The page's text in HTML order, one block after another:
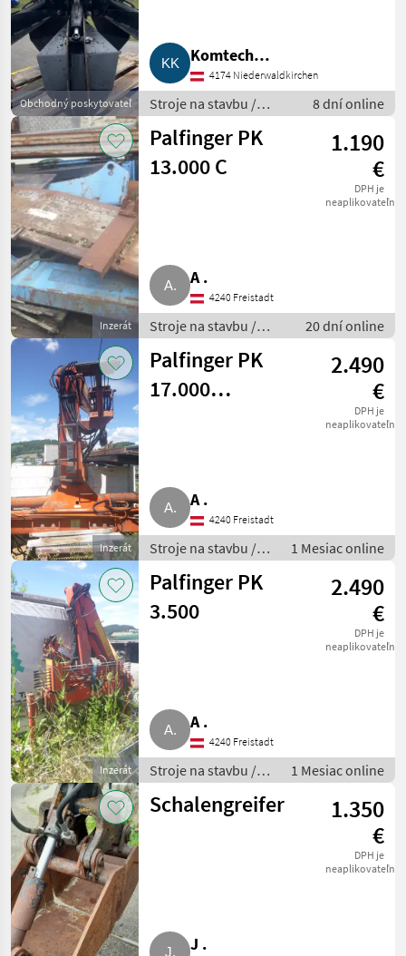
MARKETPLACE
Marketplace
Ponuky
predajcov
Drobné
inzeráty
Obchodný poskytovateľ
Komtech
Kommunaltechnik
4174 Niederwaldkirchen
Stroje na stavbu /
Nakladačový žeriav
8 dní online
Inzerát
Palfinger PK
13.000 C
1.190
€
DPH je
neaplikovateľné
A .
4240 Freistadt
Stroje na stavbu /
Nakladačový žeriav
20 dní online
Inzerát
Palfinger PK
17.000
2.490
€
DPH je
neaplikovateľné
A .
4240 Freistadt
Stroje na stavbu /
Nakladačový žeriav
1 Mesiac online
Inzerát
Palfinger PK
3.500
2.490
€
DPH je
neaplikovateľné
A .
4240 Freistadt
Stroje na stavbu /
Nakladačový žeriav
1 Mesiac online
Schalengreifer
1.350
€
DPH je
neaplikovateľné
J .